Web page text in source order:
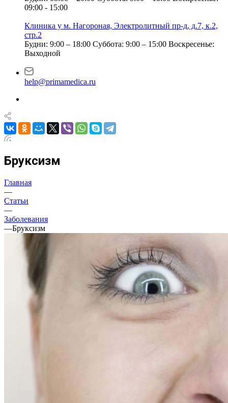
09:00 - 15:00
Клиника у м. Нагороная, Электролитный пр-д, д.7, к.2,
стр.2
Будни: 9:00 – 18:00 Суббота: 9:00 – 15:00 Воскресенье:
Выходной
help@primamedica.ru
Бруксизм
Главная
—
Статьи
—
Заболевания
—Бруксизм